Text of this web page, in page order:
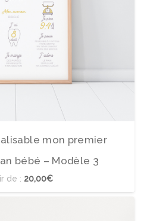
mon premier
bébé – Modèle 3
de : 20,00€